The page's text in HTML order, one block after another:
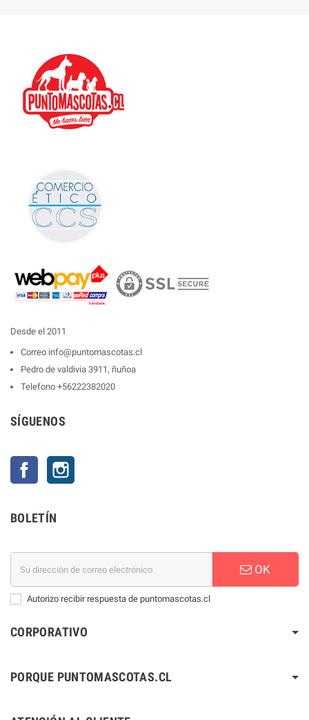
Desde el 2011
Correo info@puntomascotas.cl
Pedro de valdivia 3911, ñuñoa
Telefono +56222382020
SÍGUENOS
Facebook
BOLETÍN
OK
Autorizo recibir respuesta de puntomascotas.cl
CORPORATIVO
PORQUE PUNTOMASCOTAS.CL